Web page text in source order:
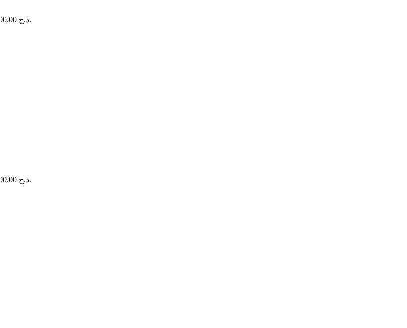
Le prix actuel est : 7,400.00 د.ج.
Le prix actuel est : 4,200.00 د.ج.